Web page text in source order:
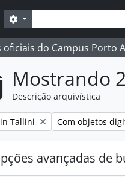
Buscar
Opções de busca
do Campus Porto
Mostrando
Descrição arquivística
filtro:
Tallini Remover filtro:
Com objetos
avançadas de